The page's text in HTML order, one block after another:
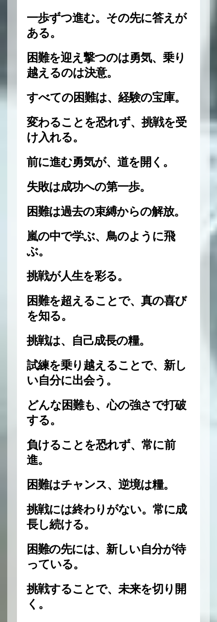
一歩ずつ進む。その先に答えが
ある。
困難を迎え撃つのは勇気、乗り
越えるのは決意。
すべての困難は、経験の宝庫。
変わることを恐れず、挑戦を受
け入れる。
前に進む勇気が、道を開く。
失敗は成功への第一歩。
困難は過去の束縛からの解放。
嵐の中で学ぶ、鳥のように飛
ぶ。
挑戦が人生を彩る。
困難を超えることで、真の喜び
を知る。
挑戦は、自己成長の糧。
試練を乗り越えることで、新し
い自分に出会う。
どんな困難も、心の強さで打破
する。
負けることを恐れず、常に前
進。
困難はチャンス、逆境は糧。
挑戦には終わりがない。常に成
長し続ける。
困難の先には、新しい自分が待
っている。
挑戦することで、未来を切り開
く。